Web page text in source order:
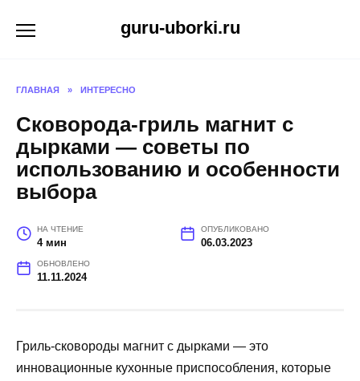
guru-uborki.ru
ГЛАВНАЯ » ИНТЕРЕСНО
Сковорода-гриль магнит с
дырками — советы по
использованию и особенности
выбора
НА ЧТЕНИЕ
4 мин
ОПУБЛИКОВАНО
06.03.2023
ОБНОВЛЕНО
11.11.2024
Гриль-сковороды магнит с дырками — это
инновационные кухонные приспособления, которые